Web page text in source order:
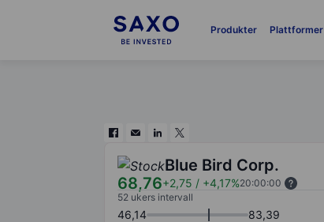
Produkter Plattformer
Blue Bird Corp.
68,76+2,75 / +4,17%20:00:00
52 ukers intervall
46,14 83,39